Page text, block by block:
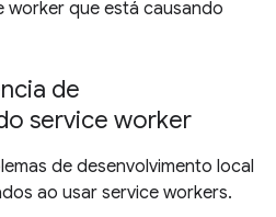
worker que está causando
de
service worker
de desenvolvimento local
ao usar service workers.